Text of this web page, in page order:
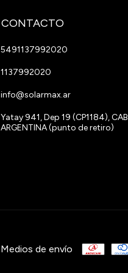
CONTACTO
5491137992020
1137992020
info@solarmax.ar
Yatay 941, Dep 19 (CP1184),
ARGENTINA (punto de retiro)
Medios de envío